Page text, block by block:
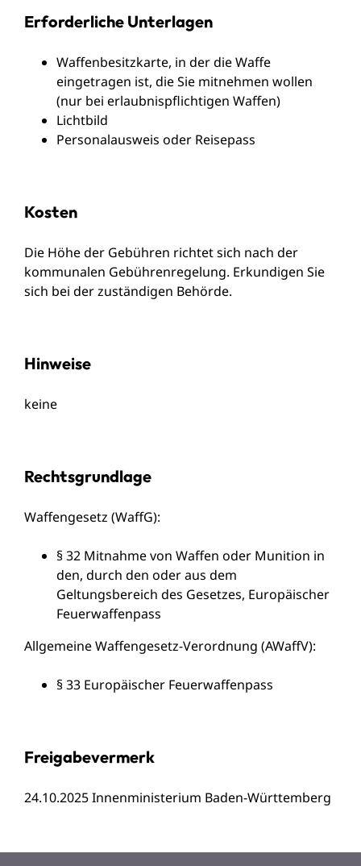
Erforderliche Unterlagen
Waffenbesitzkarte, in der die Waffe
eingetragen ist, die Sie mitnehmen wollen
(nur bei erlaubnispflichtigen Waffen)
Lichtbild
Personalausweis oder Reisepass
Kosten
Die Höhe der Gebühren richtet sich nach der
kommunalen Gebührenregelung. Erkundigen Sie
sich bei der zuständigen Behörde.
Hinweise
keine
Rechtsgrundlage
Waffengesetz (WaffG):
§ 32 Mitnahme von Waffen oder Munition in
den, durch den oder aus dem
Geltungsbereich des Gesetzes, Europäischer
Feuerwaffenpass
Allgemeine Waffengesetz-Verordnung (AWaffV):
§ 33 Europäischer Feuerwaffenpass
Freigabevermerk
24.10.2025 Innenministerium Baden-Württemberg